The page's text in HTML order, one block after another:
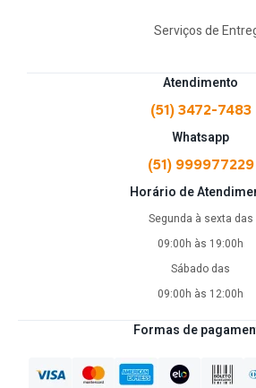
Atendimento
(51) 3472-7483
Whatsapp
(51) 999977229
Horário de
Segunda à sexta das
09:00h às 19:00h
Sábado das
09:00h às 12:00h
Serviços de
Formas de